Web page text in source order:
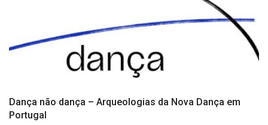
Dança não dança – Arqueologias da Nova Dança em
Portugal